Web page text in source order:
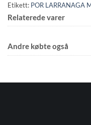
Etikett: POR LARRANAGA
Relaterede varer
Andre købte også